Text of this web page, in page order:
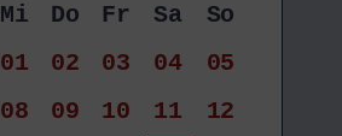
Mi Do Fr Sa
So
01 02 03 04
05
08 09 10 11
12